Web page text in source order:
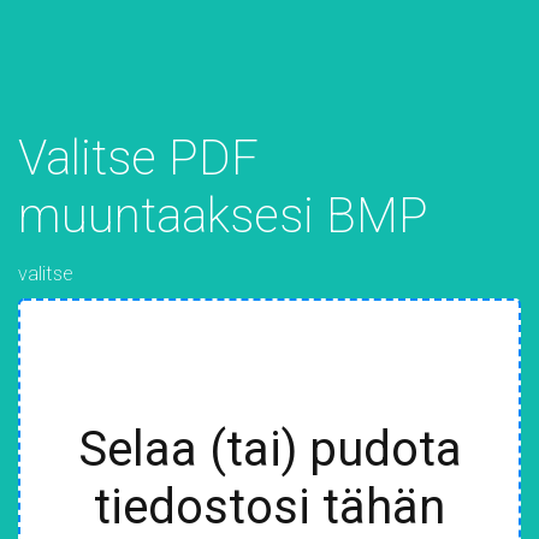
Valitse PDF
muuntaaksesi BMP
valitse
Selaa (tai) pudota
tiedostosi tähän